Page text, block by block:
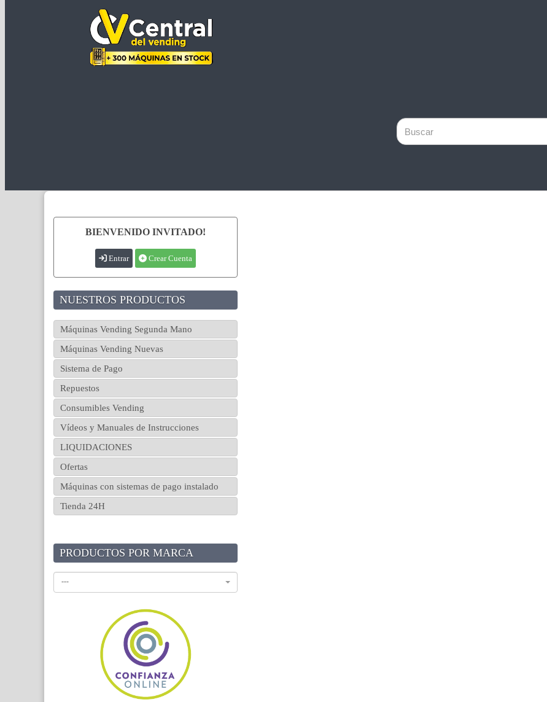
BIENVENIDO INVITADO!
Entrar Crear Cuenta
NUESTROS PRODUCTOS
Máquinas Vending Segunda Mano
Máquinas Vending Nuevas
Sistema de Pago
Repuestos
Consumibles Vending
Vídeos y Manuales de Instrucciones
LIQUIDACIONES
Ofertas
Máquinas con sistemas de pago instalado
Tienda 24H
PRODUCTOS POR MARCA
---